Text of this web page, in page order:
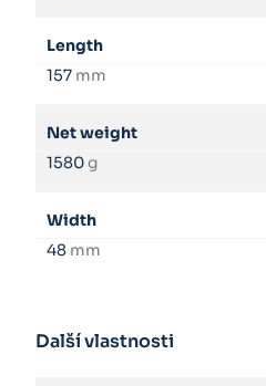
Length
157 mm
Net weight
1580g
Width
48 mm
Další vlastnosti